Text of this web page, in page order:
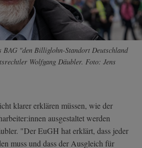
"den Billiglohn-Standort Deutschland
Wolfgang Däubler. Foto: Jens
klarer erklären müssen, wie der
ausgestaltet werden
"Der EuGH hat erklärt, dass jeder
muss und dass der Ausgleich für